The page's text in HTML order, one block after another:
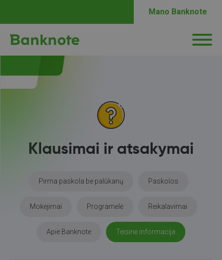
Mano Banknote
Klausimai ir atsakymai
Pirma paskola be palūkanų Paskolos
Mokėjimai Programėlė Reikalavimai
Apie Banknote Teisinė informacija